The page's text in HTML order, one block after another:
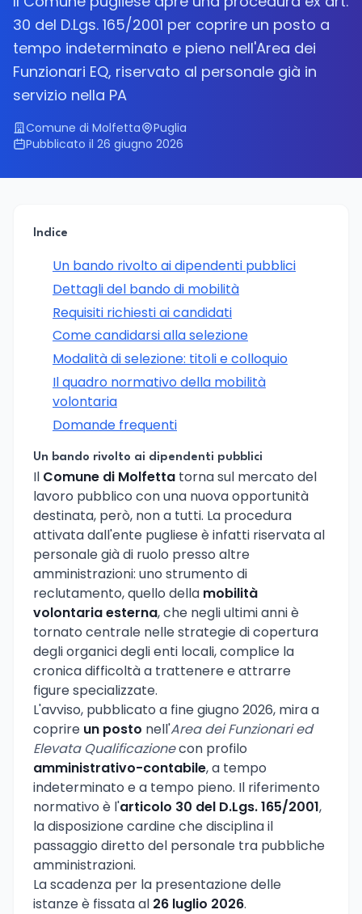
30 del D.Lgs. 165/2001 per coprire un posto a
tempo indeterminato e pieno nell'Area dei
Funzionari EQ, riservato al personale già in
servizio nella PA
Comune di Molfetta
Puglia
Pubblicato il 26 giugno 2026
Indice
Un bando rivolto ai dipendenti pubblici
Dettagli del bando di mobilità
Requisiti richiesti ai candidati
Come candidarsi alla selezione
Modalità di selezione: titoli e colloquio
Il quadro normativo della mobilità
volontaria
Domande frequenti
Un bando rivolto ai dipendenti pubblici
Il Comune di Molfetta torna sul mercato del
lavoro pubblico con una nuova opportunità
destinata, però, non a tutti. La procedura
attivata dall'ente pugliese è infatti riservata al
personale già di ruolo presso altre
amministrazioni: uno strumento di
reclutamento, quello della mobilità
volontaria esterna, che negli ultimi anni è
tornato centrale nelle strategie di copertura
degli organici degli enti locali, complice la
cronica difficoltà a trattenere e attrarre
figure specializzate.
L'avviso, pubblicato a fine giugno 2026, mira a
coprire un posto nell'Area dei Funzionari ed
Elevata Qualificazionecon profilo
amministrativo-contabile, a tempo
indeterminato e a tempo pieno. Il riferimento
normativo è l'articolo 30 del D.Lgs. 165/2001,
la disposizione cardine che disciplina il
passaggio diretto del personale tra pubbliche
amministrazioni.
La scadenza per la presentazione delle
istanze è fissata al 26 luglio 2026.